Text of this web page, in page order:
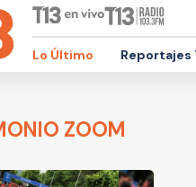
Lo Último
ZOOM